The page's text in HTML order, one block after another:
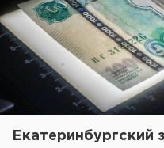
Екатеринбургский